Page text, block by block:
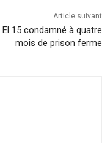
Article suivant
15 condamné à quatre
mois de prison ferme